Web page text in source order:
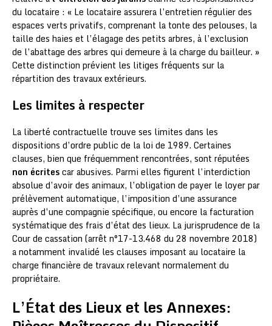
du locataire : « Le locataire assurera l’entretien régulier des
espaces verts privatifs, comprenant la tonte des pelouses, la
taille des haies et l’élagage des petits arbres, à l’exclusion
de l’abattage des arbres qui demeure à la charge du bailleur. »
Cette distinction prévient les litiges fréquents sur la
répartition des travaux extérieurs.
Les limites à respecter
La liberté contractuelle trouve ses limites dans les
dispositions d’ordre public de la loi de 1989. Certaines
clauses, bien que fréquemment rencontrées, sont réputées
non écritescar abusives. Parmi elles figurent l’interdiction
absolue d’avoir des animaux, l’obligation de payer le loyer par
prélèvement automatique, l’imposition d’une assurance
auprès d’une compagnie spécifique, ou encore la facturation
systématique des frais d’état des lieux. La jurisprudence de la
Cour de cassation (arrêt n°17-13.468 du 28 novembre 2018)
a notamment invalidé les clauses imposant au locataire la
charge financière de travaux relevant normalement du
propriétaire.
L’État des Lieux et les Annexes: